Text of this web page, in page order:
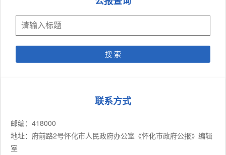
联系方式
邮编：418000
地址：府前路2号怀化市人民政府办公室《怀化市政府公报》编辑
室